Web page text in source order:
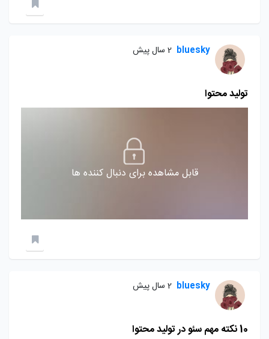
bluesky 2 سال پیش
تولید محتوا
قابل مشاهده برای دنبال کننده ها
bluesky 2 سال پیش
10 نکته مهم سئو در تولید محتوا